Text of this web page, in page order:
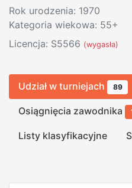
Rok urodzenia: 1970
Kategoria wiekowa: 55+
Licencja: S5566 (wygasła)
Udział w turniejach 89
Osiągnięcia zawodnika
Listy klasyfikacyjne